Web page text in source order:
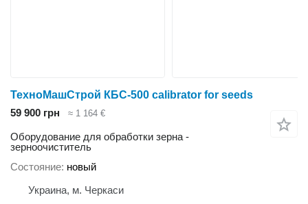
ТехноМашСтрой КБС-500 calibrator for seeds
59 900 грн
≈ 1 164 €
Оборудование для обработки зерна -
зерноочиститель
Состояние новый
Украина, м. Черкаси